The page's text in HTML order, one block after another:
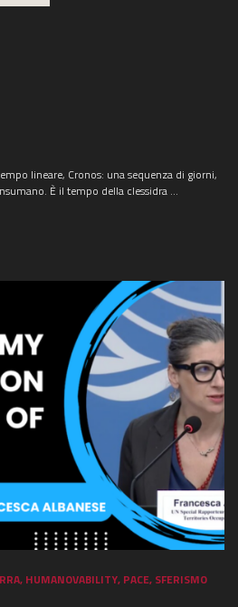
lineare, Cronos: una sequenza di giorni,
È il tempo della clessidra ...
, HUMANOVABILITY, PACE, SFERISMO